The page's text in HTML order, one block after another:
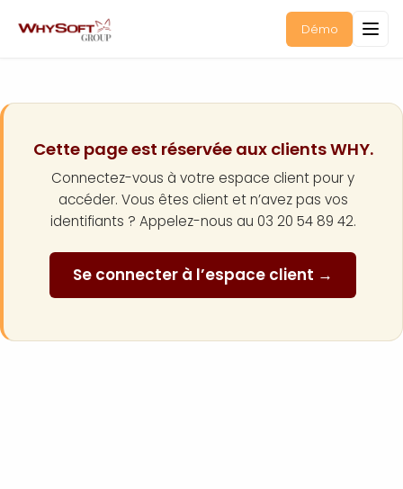
Démo
Cette page est réservée aux clients WHY.
Connectez-vous à votre espace client pour y
accéder. Vous êtes client et n’avez pas vos
identifiants ? Appelez-nous au 03 20 54 89 42.
Se connecter à l’espace client →